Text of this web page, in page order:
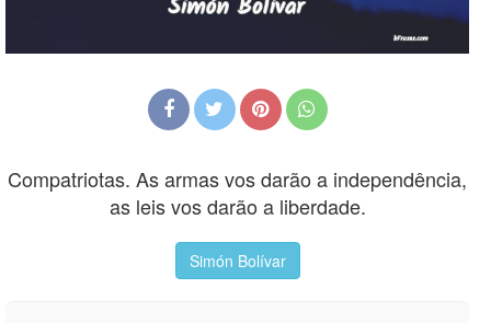
Compatriotas. As armas vos darão a independência,
as leis vos darão a liberdade.
Simón Bolívar